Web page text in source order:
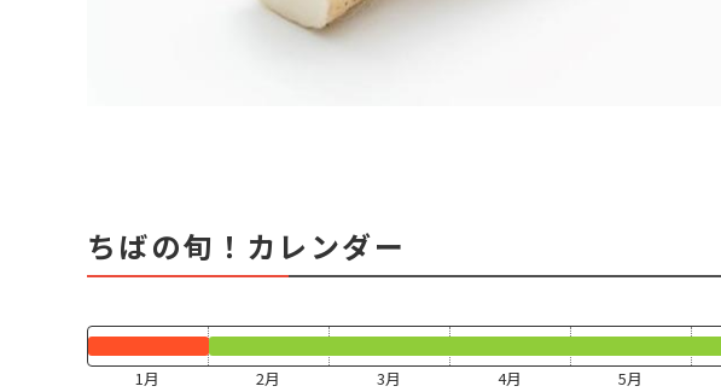
ちばの旬！カレンダー
1月 2月 3月 4月 5月